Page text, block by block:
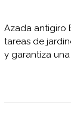
Azada antigiro
tareas de
y garantiza